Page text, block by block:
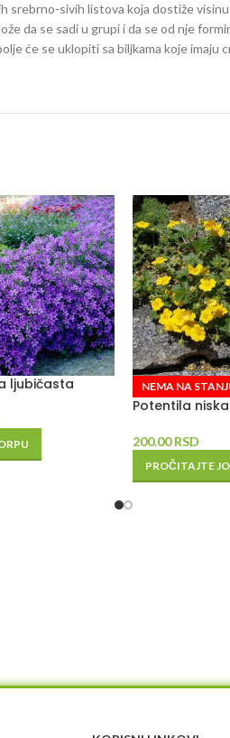
srebrno-sivih listova koja dostiže
da se sadi u grupi i da se od nje
će se uklopiti sa biljkama koje imaju
ljubičasta NEMA NA
Potentila niska
200.00RSD
PROČITAJTE